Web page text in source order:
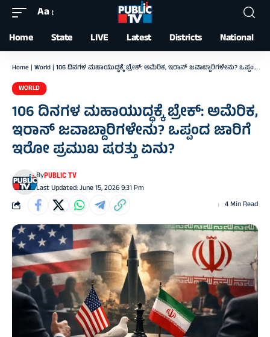
Font
Resizer
Aa
Home State LIVE Latest Districts National
Home | World | 106 ದಿನಗಳ ಮಹಾಯುದ್ಧಕ್ಕೆ ಬ್ರೇಕ್: ಅಮೆರಿಕ, ಇರಾನ್‌ ಜವಾಬ್ದಾರಿಗಳೇನು? ಒಪ್ಪಂದ ಜಾರಿಗೆ ಇರೋ ಪ್ರಮುಖ ಷರತ್ತು ಏನು?
WORLD
106 ದಿನಗಳ ಮಹಾಯುದ್ಧಕ್ಕೆ ಬ್ರೇಕ್: ಅಮೆರಿಕ,
ಇರಾನ್‌ ಜವಾಬ್ದಾರಿಗಳೇನು? ಒಪ್ಪಂದ ಜಾರಿಗೆ
ಇರೋ ಪ್ರಮುಖ ಷರತ್ತು ಏನು?
Last Updated: June 15, 2026 9:31 Pm
ByPUBLIC TV
4 Min Read